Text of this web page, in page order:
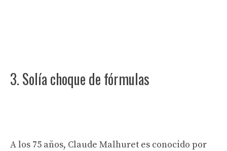
3. Solía ​​choque de fórmulas
A los 75 años, Claude Malhuret es conocido por